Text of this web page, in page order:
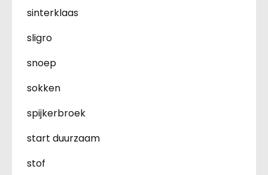
sinterklaas
sligro
snoep
sokken
spijkerbroek
start duurzaam
stof